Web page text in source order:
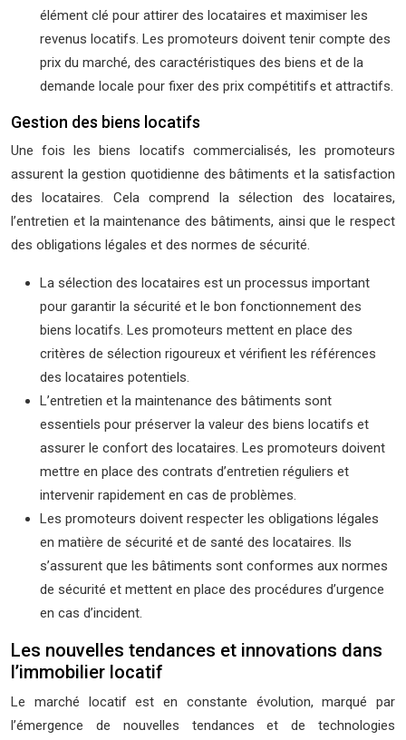
élément clé pour attirer des locataires et maximiser les
revenus locatifs. Les promoteurs doivent tenir compte des
prix du marché, des caractéristiques des biens et de la
demande locale pour fixer des prix compétitifs et attractifs.
Gestion des biens locatifs
Une fois les biens locatifs commercialisés, les promoteurs
assurent la gestion quotidienne des bâtiments et la satisfaction
des locataires. Cela comprend la sélection des locataires,
l’entretien et la maintenance des bâtiments, ainsi que le respect
des obligations légales et des normes de sécurité.
La sélection des locataires est un processus important
pour garantir la sécurité et le bon fonctionnement des
biens locatifs. Les promoteurs mettent en place des
critères de sélection rigoureux et vérifient les références
des locataires potentiels.
L’entretien et la maintenance des bâtiments sont
essentiels pour préserver la valeur des biens locatifs et
assurer le confort des locataires. Les promoteurs doivent
mettre en place des contrats d’entretien réguliers et
intervenir rapidement en cas de problèmes.
Les promoteurs doivent respecter les obligations légales
en matière de sécurité et de santé des locataires. Ils
s’assurent que les bâtiments sont conformes aux normes
de sécurité et mettent en place des procédures d’urgence
en cas d’incident.
Les nouvelles tendances et innovations dans
l’immobilier locatif
Le marché locatif est en constante évolution, marqué par
l’émergence de nouvelles tendances et de technologies